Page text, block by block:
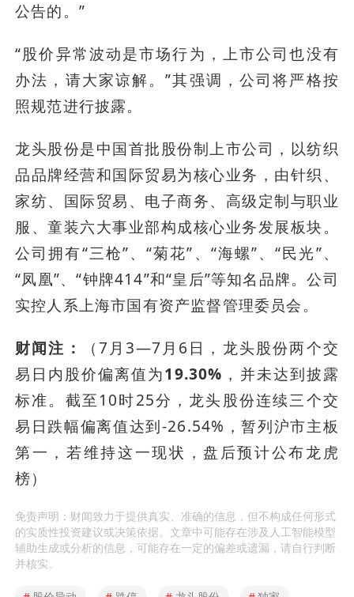
公告的。”
“股价异常波动是市场行为，上市公司也没有
办法，请大家谅解。”其强调，公司将严格按
照规范进行披露。
龙头股份是中国首批股份制上市公司，以纺织
品品牌经营和国际贸易为核心业务，由针织、
家纺、国际贸易、电子商务、高级定制与职业
服、童装六大事业部构成核心业务发展板块。
公司拥有“三枪”、“菊花”、“海螺”、“民光”、
“凤凰”、“钟牌414”和“皇后”等知名品牌。公司
实控人系上海市国有资产监督管理委员会。
财闻注：
（7月3—7月6日，龙头股份两个交
易日内股价偏离值为19.30% ，并未达到披露
标准。截至10时25分，龙头股份连续三个交
易日跌幅偏离值达到-26.54%，暂列沪市主板
第一，若维持这一现状，盘后预计公布龙虎
榜）
免责声明：财闻致力于提供真实、准确的信息，但不构成任何形式
的实质性投资建议或决策依据。文章中可能存在涉及人工智能模型
辅助生成或分析的信息，可能存在一定的偏差或遗漏，请自行判断
并核实。